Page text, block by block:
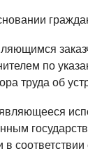
по
труда об